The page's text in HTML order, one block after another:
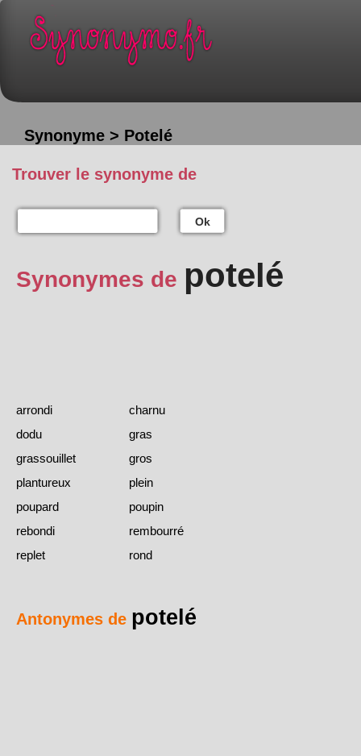
Synonyme > Potelé
Trouver le synonyme de
Ok
Synonymes de potelé
arrondi
charnu
dodu
gras
grassouillet
gros
plantureux
plein
poupard
poupin
rebondi
rembourré
replet
rond
Antonymes de potelé